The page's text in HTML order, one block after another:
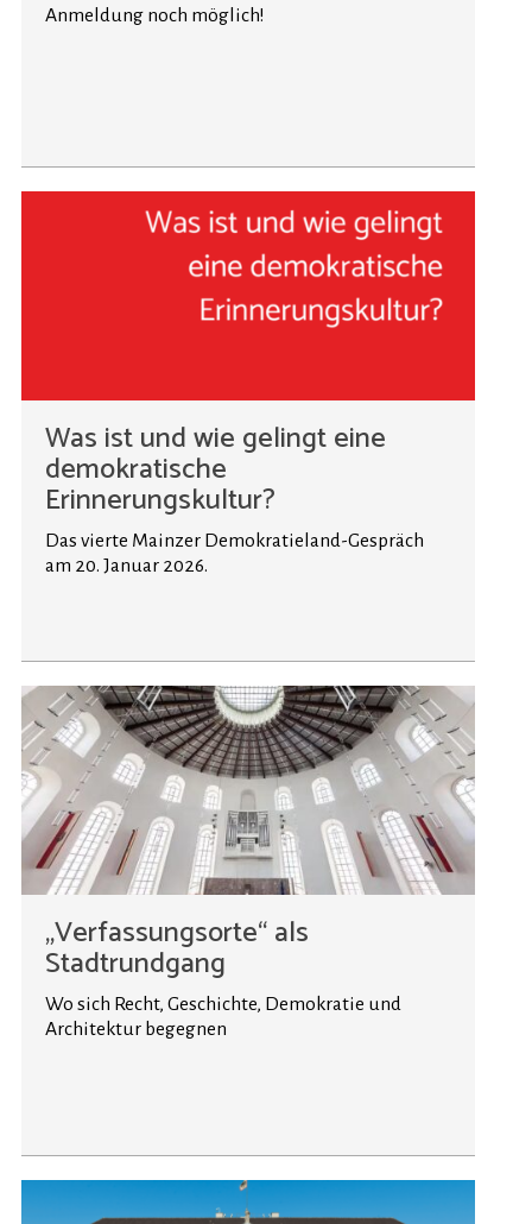
Anmeldung noch möglich!
Was ist und wie gelingt eine
demokratische
Erinnerungskultur?
Das vierte Mainzer Demokratieland-Gespräch
am 20. Januar 2026.
„Verfassungsorte“ als
Stadtrundgang
Wo sich Recht, Geschichte, Demokratie und
Architektur begegnen